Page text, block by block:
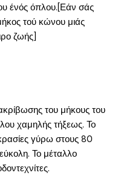
ένός όπλου.[Εάν σάς
τού κώνου μιάς
ζωής]
του μήκους του
χαμηλής τήξεως. Το
γύρω στους 80
Το μέταλλο